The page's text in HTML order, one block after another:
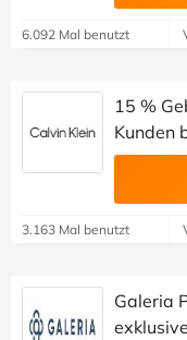
6.092 Mal benutzt
15 %
Kunden
3.163 Mal benutzt
Galeria